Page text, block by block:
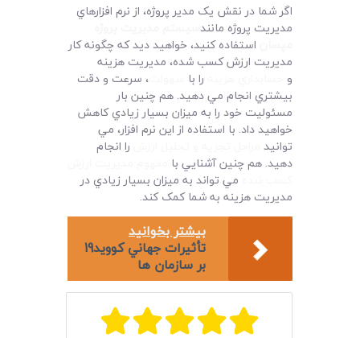
اگر شما در نقش يک مدير پروژه، از نرم افزارهاي
مديريت پروژه مانند
استفاده کنيد، خواهيد ديد که چگونه کار
مديريت ارزش کسب شده، مديريت هزينه
و
را با
، سرعت و دقت
بيشتري انجام مي دهيد. هم چنين بار
مسئوليت خود را به ميزان بسيار زيادي کاهش
خواهيد داد. با استفاده از اين نرم افزار، مي
توانيد
را انجام
دهيد. هم چنين آشنايي با
مي تواند به ميزان بسيار زيادي در
مديريت هزينه به شما کمک کند.
بیشتر بخوانید
تأثيرات جهاني کوويد19
بر سازمان ها